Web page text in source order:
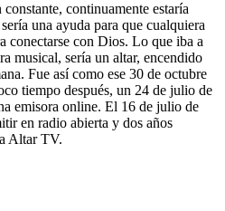
continuamente estaría
una ayuda para que cualquiera
conectarse con Dios. Lo que iba a
musical, sería un altar, encendido
Fue así como ese 30 de octubre
tiempo después, un 24 de julio de
emisora online. El 16 de julio de
en radio abierta y dos años
Altar TV.